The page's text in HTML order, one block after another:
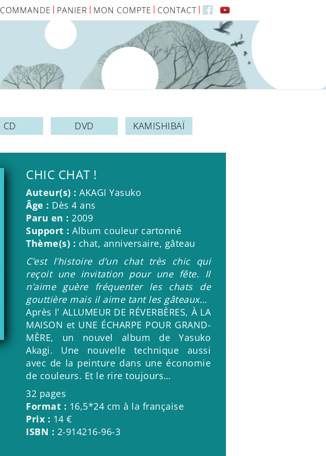
COMMANDE PANIER MON COMPTE CONTACT
CD DVD KAMISHIBAÏ
CHIC CHAT !
Auteur(s) : AKAGI Yasuko
Âge : Dès 4 ans
Paru en : 2009
Support : Album couleur cartonné
Thème(s) : chat, anniversaire, gâteau
C’est l’histoire d’un chat très chic qui
reçoit une invitation pour une fête. Il
n’aime guère fréquenter les chats de
gouttière mais il aime tant les gâteaux…
Après l’ ALLUMEUR DE RÉVERBÈRES, À LA
MAISON et UNE ÉCHARPE POUR GRAND-
MÈRE, un nouvel album de Yasuko
Akagi. Une nouvelle technique aussi
avec de la peinture dans une économie
de couleurs. Et le rire toujours…
32 pages
Format : 16,5*24 cm à la française
Prix : 14 €
ISBN : 2-914216-96-3